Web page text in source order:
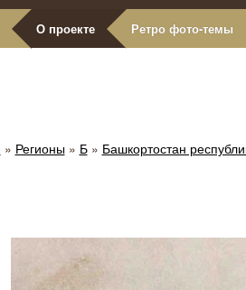
О проекте Ретро фото-темы
» Регионы» Б» Башкортостан